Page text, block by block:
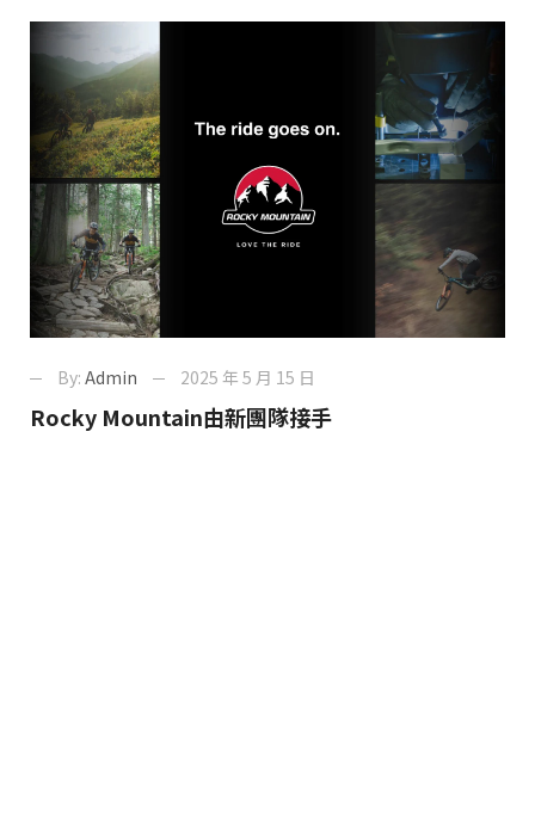
By: Admin 2025 年 5 月 15 日
Rocky Mountain由新團隊接手